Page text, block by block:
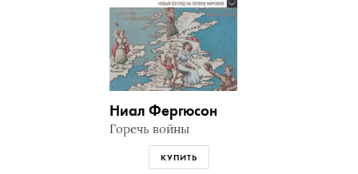
Ниал Фергюсон
Горечь войны
КУПИТЬ